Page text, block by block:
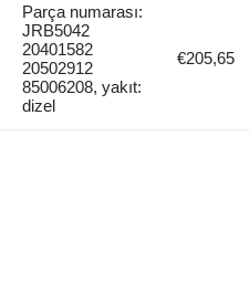
Parça numarası:
JRB5042
20401582
20502912
85006208, yakıt:
dizel
€205,65